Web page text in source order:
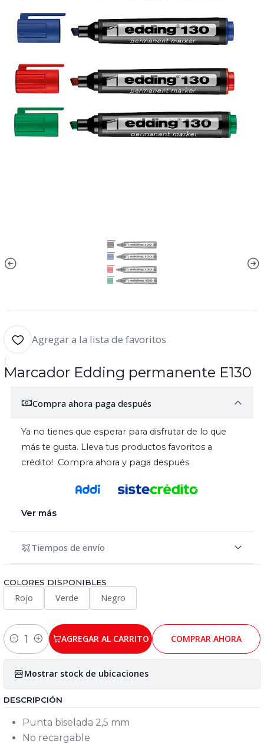
Agregar a la lista de favoritos
|
Marcador Edding permanente E130
Compra ahora paga después
Ya no tienes que esperar para disfrutar de lo que
más te gusta. Lleva tus productos favoritos a
crédito! Compra ahora y paga después
Ver más
Tiempos de envío
COLORES DISPONIBLES
Rojo Verde Negro
Cantidad
AGREGAR AL CARRITO COMPRAR AHORA
Mostrar stock de ubicaciones
DESCRIPCIÓN
Punta biselada 2,5 mm
No recargable